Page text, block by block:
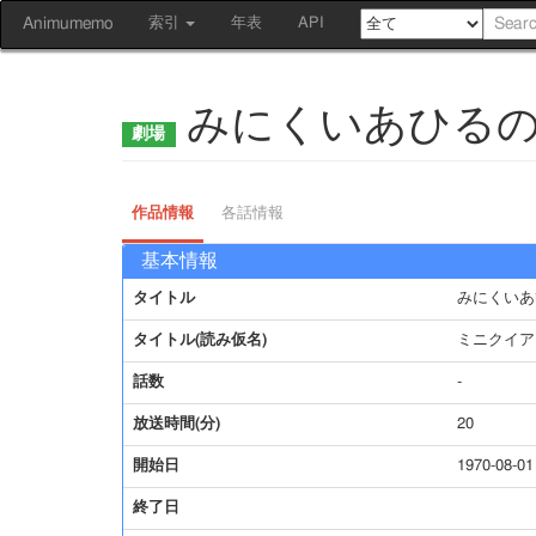
Animumemo 索引 年表 API
みにくいあひる
作品情報 各話情報
基本情報
タイトル みにくい
タイトル(読み仮名) ミニクイ
話数 -
放送時間(分) 20
開始日 1970-08-01
終了日